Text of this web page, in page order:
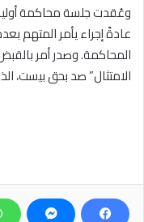
وعُقدت جلسة محاكمة
عادةً إجراء يأمر المتهم
المحاكمة. وصدر أمر
الامتثال” صد بحق بيست،